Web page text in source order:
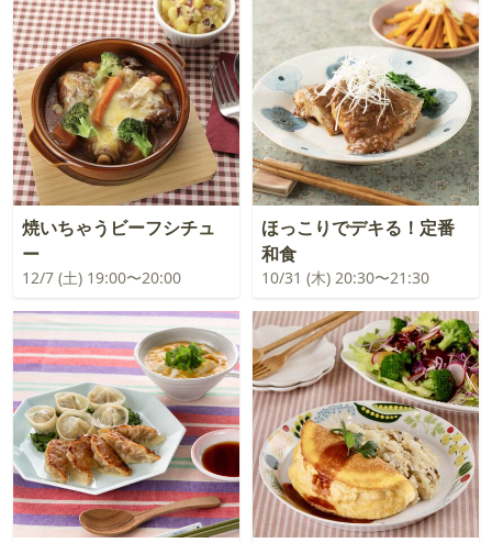
焼いちゃうビーフシチュ
ー
12/7 (土) 19:00〜20:00
ほっこりでデキる！定番
和食
10/31 (木) 20:30〜21:30